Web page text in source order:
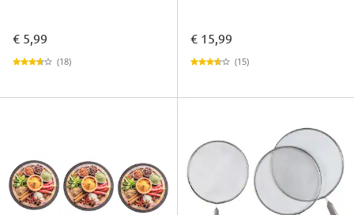
€ 5,99
(18)
€ 15,99
(15)